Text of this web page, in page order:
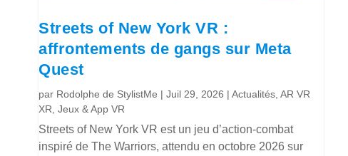
Streets of New York VR :
affrontements de gangs sur Meta
Quest
par Rodolphe de StylistMe |Juil 29, 2026 |Actualités ,AR VR
XR ,Jeux & App VR
Streets of New York VR est un jeu d’action-combat
inspiré de The Warriors, attendu en octobre 2026 sur